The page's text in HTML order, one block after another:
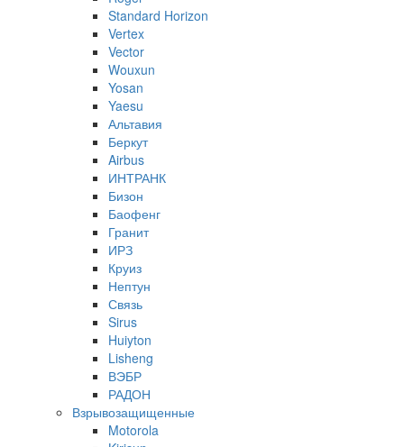
Standard Horizon
Vertex
Vector
Wouxun
Yosan
Yaesu
Альтавия
Беркут
Airbus
ИНТРАНК
Бизон
Баофенг
Гранит
ИРЗ
Круиз
Нептун
Связь
Sirus
Huiyton
Lisheng
ВЭБР
РАДОН
Взрывозащищенные
Motorola